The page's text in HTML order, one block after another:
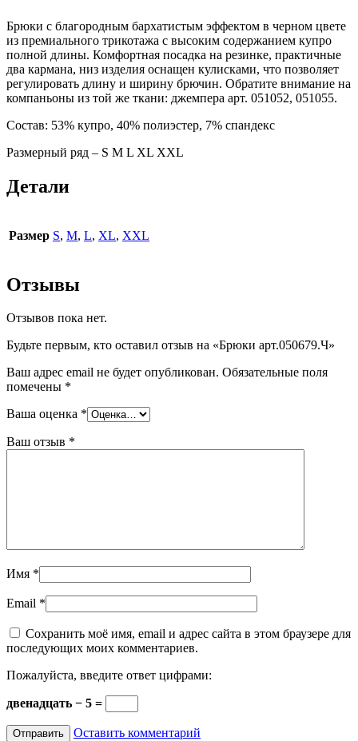
Брюки с благородным бархатистым эффектом в черном цвете
из премиального трикотажа с высоким содержанием купро
полной длины. Комфортная посадка на резинке, практичные
два кармана, низ изделия оснащен кулисками, что позволяет
регулировать длину и ширину брючин. Обратите внимание на
компаньоны из той же ткани: джемпера арт. 051052, 051055.
Состав: 53% купро, 40% полиэстер, 7% спандекс
Размерный ряд – S M L XL XXL
Детали
Размер S, M, L, XL, XXL
Отзывы
Отзывов пока нет.
Будьте первым, кто оставил отзыв на «Брюки арт.050679.Ч»
Ваш адрес email не будет опубликован. Обязательные поля
помечены *
Ваша оценка *
Ваш отзыв *
Имя *
Email *
Сохранить моё имя, email и адрес сайта в этом браузере для
последующих моих комментариев.
Пожалуйста, введите ответ цифрами:
двенадцать − 5 =
Оставить комментарий